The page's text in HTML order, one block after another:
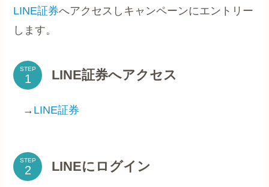
LINE証券へアクセスしキャンペーンにエントリー
します。
STEP LINE証券へアクセス
→ LINE証券
STEP LINEにログイン